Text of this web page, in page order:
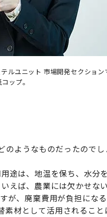
ルユニット 市場開発セクション
ップ。
ようなものだったのでし
途は、地温を保ち、水分
えば、農業には欠かせな
が、廃棄費用が負担にな
材として活用されること